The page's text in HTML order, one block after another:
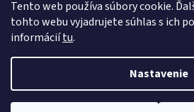
Tento web používa súbory cookie.
tohto webu vyjadrujete súhlas s ich
informáciítu.
Nastavenie
Vytvoril